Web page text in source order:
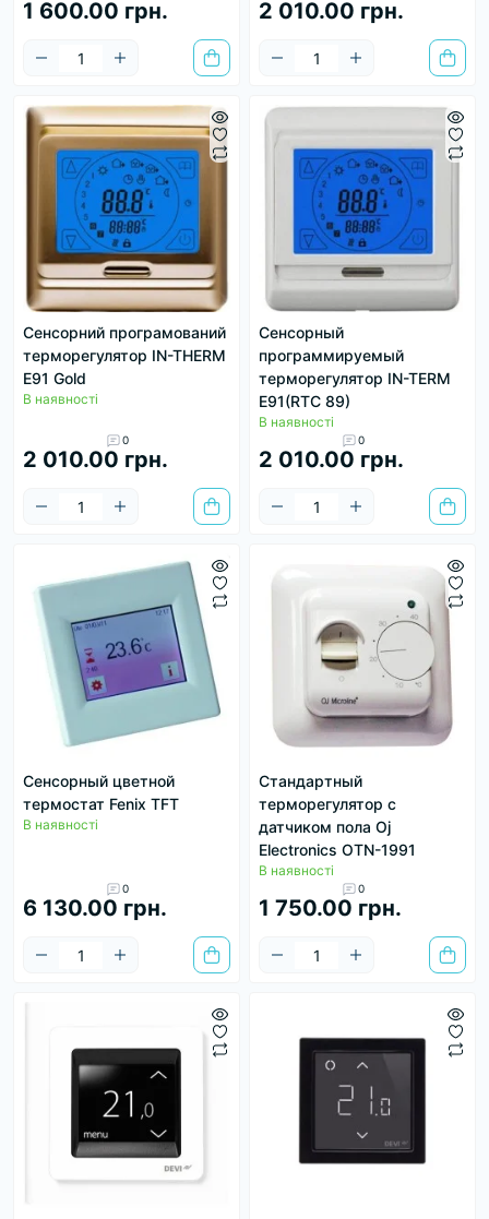
1 600.00 грн. 2 010.00 грн.
Сенсорний програмований
терморегулятор IN-THERM
E91 Gold
В наявності
0
2 010.00 грн.
Сенсорный
программируемый
терморегулятор IN-TERM
E91(RTC 89)
В наявності
0
2 010.00 грн.
Сенсорный цветной
термостат Fenix TFT
В наявності
0
6 130.00 грн.
Стандартный
терморегулятор с
датчиком пола Oj
Electronics OTN-1991
В наявності
0
1 750.00 грн.